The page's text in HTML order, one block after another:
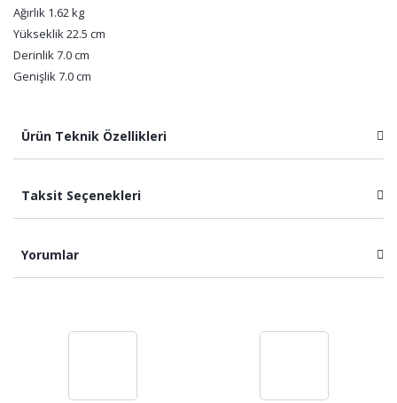
Ağırlık 1.62 kg
Yükseklik 22.5 cm
Derinlik 7.0 cm
Genişlik 7.0 cm
Ürün Teknik Özellikleri
Taksit Seçenekleri
Yorumlar